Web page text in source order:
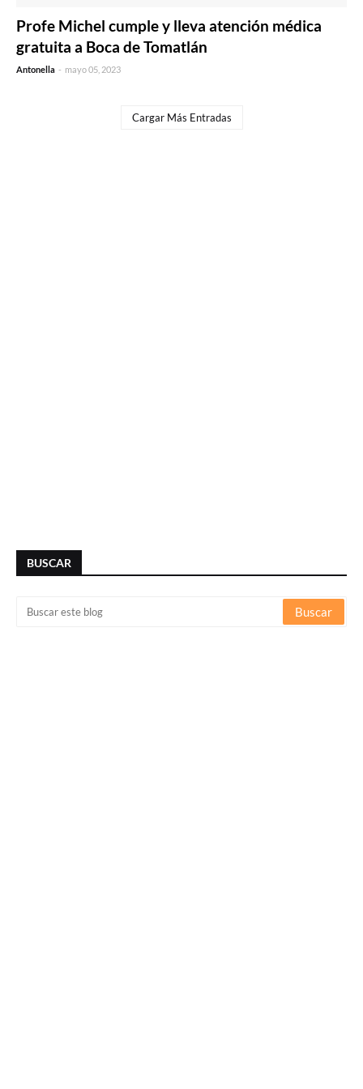
Profe Michel cumple y lleva atención médica
gratuita a Boca de Tomatlán
Antonella - mayo 05, 2023
Cargar Más Entradas
BUSCAR